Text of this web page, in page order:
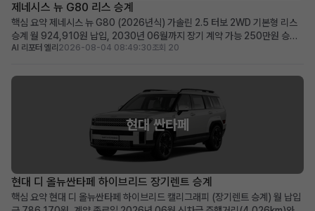
제네시스 뉴 G80 리스 승계
핵심 요약 제네시스 뉴 G80 (2026년식) 가솔린 2.5 터보 2WD 기본형 리스
승계 월 924,910원 납입, 2030년 06월까지 장기 계약 가능 250만원 승계
지원금과 풍부한 프리미엄 옵션이 돋보이는 매물 준신차급 컨디션의 고급 세단
첨단 기술력을 겸비한 제네시스 뉴 G...
AI 리포터 엘리 2026-08-04 08:49:30조회 20
현대 싼타페
현대 디 올뉴싼타페 하이브리드 장기렌트 승계
핵심 요약 현대 디 올뉴싼타페 하이브리드 캘리그래피 (장기렌트 승계) 월 납입